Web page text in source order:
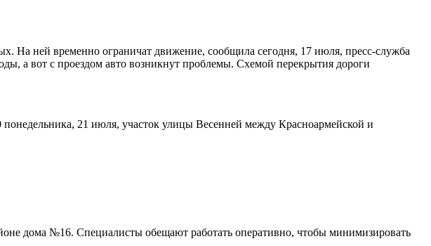
На ней временно ограничат движение, сообщила сегодня, 17 июля, пресс-служба
а вот с проездом авто возникнут проблемы. Схемой перекрытия дороги
21 июля, участок улицы Весенней между Красноармейской и
дома №16. Специалисты обещают работать оперативно, чтобы минимизировать